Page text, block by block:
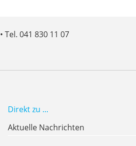
• Tel. 041 830 11 07
Direkt zu ...
Aktuelle Nachrichten